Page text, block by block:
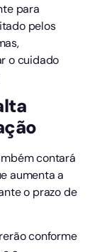
para
pelos
o cuidado
contará
aumenta a
o prazo de
conforme